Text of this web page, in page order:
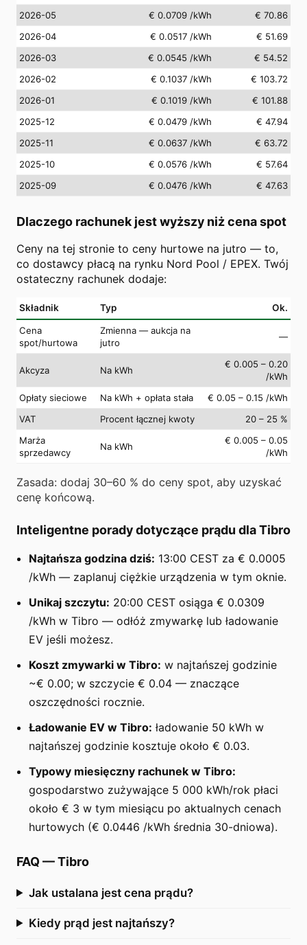
2026-05
€ 0.0709 /kWh
€ 70.86
2026-04
€ 0.0517 /kWh
€ 51.69
2026-03
€ 0.0545 /kWh
€ 54.52
2026-02
€ 0.1037 /kWh
€ 103.72
2026-01
€ 0.1019 /kWh
€ 101.88
2025-12
€ 0.0479 /kWh
€ 47.94
2025-11
€ 0.0637 /kWh
€ 63.72
2025-10
€ 0.0576 /kWh
€ 57.64
2025-09
€ 0.0476 /kWh € 47.63
Dlaczego rachunek jest wyższy niż cena spot
Ceny na tej stronie to ceny hurtowe na jutro — to,
co dostawcy płacą na rynku Nord Pool / EPEX. Twój
ostateczny rachunek dodaje:
Składnik Typ Ok.
Cena
spot/hurtowa
Zmienna — aukcja na
jutro
—
Akcyza Na kWh
€ 0.005 – 0.20
/kWh
Opłaty sieciowe
Na kWh + opłata stała
€ 0.05 – 0.15 /kWh
VAT
Procent łącznej kwoty
20 – 25 %
Marża
sprzedawcy
Na kWh
€ 0.005 – 0.05
/kWh
Zasada: dodaj 30–60 % do ceny spot, aby uzyskać
cenę końcową.
Inteligentne porady dotyczące prądu dla Tibro
Najtańsza godzina dziś: 13:00 CEST za € 0.0005
/kWh — zaplanuj ciężkie urządzenia w tym oknie.
Unikaj szczytu: 20:00 CEST osiąga € 0.0309
/kWh w Tibro — odłóż zmywarkę lub ładowanie
EV jeśli możesz.
Koszt zmywarki w Tibro: w najtańszej godzinie
~€ 0.00; w szczycie € 0.04 — znaczące
oszczędności rocznie.
Ładowanie EV w Tibro: ładowanie 50 kWh w
najtańszej godzinie kosztuje około € 0.03.
Typowy miesięczny rachunek w Tibro:
gospodarstwo zużywające 5 000 kWh/rok płaci
około € 3 w tym miesiącu po aktualnych cenach
hurtowych (€ 0.0446 /kWh średnia 30-dniowa).
FAQ —Tibro
Jak ustalana jest cena prądu?
Kiedy prąd jest najtańszy?